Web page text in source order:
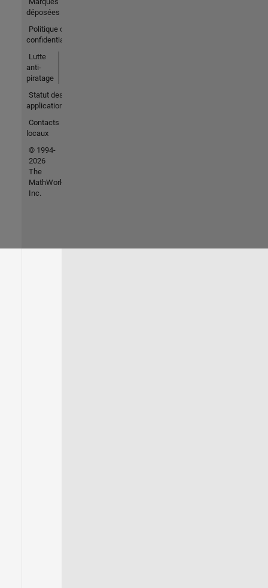
déposées
Politique de
confidentialité
Lutte
anti-
piratage
Statut des
applications
Contacts
locaux
© 1994-
2026
The
MathWorks,
Inc.